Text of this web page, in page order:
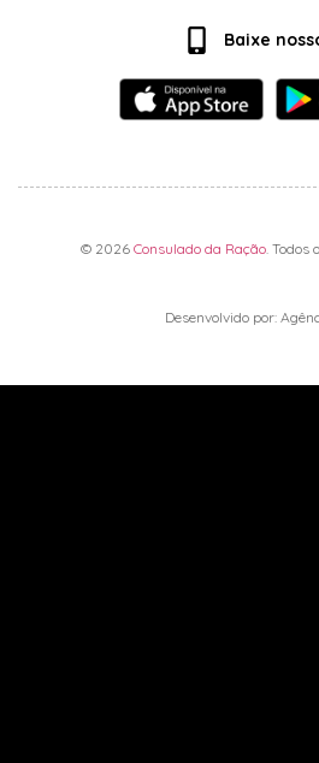
Baixe
© 2026 Consulado da Ração. Todos
Desenvolvido por: